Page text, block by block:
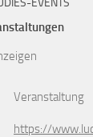
EVENTS
Veranstaltung
https://